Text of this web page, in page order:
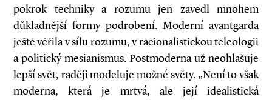
pokrok techniky a rozumu jen zavedl mnohem
důkladnější formy podrobení. Moderní avantgarda
ještě věřila v sílu rozumu, v racionalistickou teleologii
a politický mesianismus. Postmoderna už neohlašuje
lepší svět, raději modeluje možné světy. „Není to však
moderna, která je mrtvá, ale její idealistická